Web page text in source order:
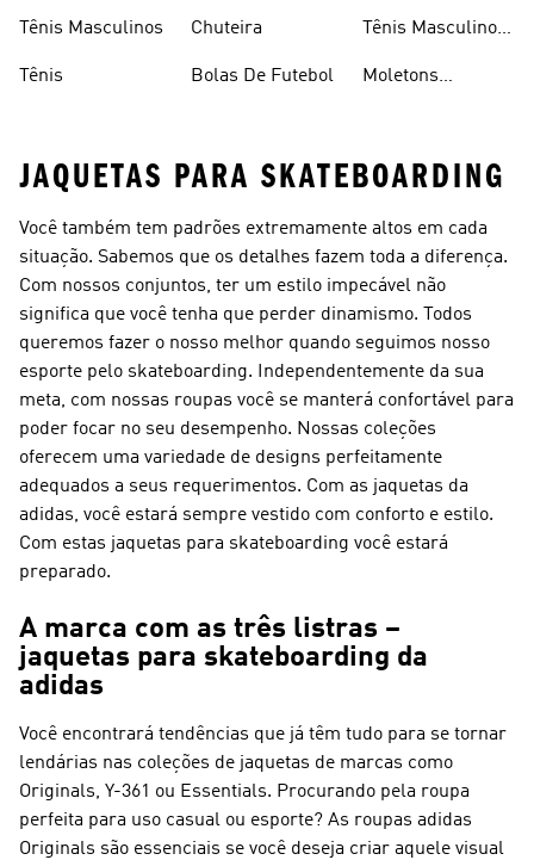
Tênis Masculinos
Tênis
Chuteira
Bolas De Futebol
Tênis Masculino
Moletons
JAQUETAS PARA SKATEBOARDING
Você também tem padrões extremamente altos em cada
situação. Sabemos que os detalhes fazem toda a diferença.
Com nossos conjuntos, ter um estilo impecável não
significa que você tenha que perder dinamismo. Todos
queremos fazer o nosso melhor quando seguimos nosso
esporte pelo skateboarding. Independentemente da sua
meta, com nossas roupas você se manterá confortável para
poder focar no seu desempenho. Nossas coleções
oferecem uma variedade de designs perfeitamente
adequados a seus requerimentos. Com as jaquetas da
adidas, você estará sempre vestido com conforto e estilo.
Com estas jaquetas para skateboarding você estará
preparado.
A marca com as três listras –
jaquetas para skateboarding da
adidas
Você encontrará tendências que já têm tudo para se tornar
lendárias nas coleções de jaquetas de marcas como
Originals, Y-361 ou Essentials. Procurando pela roupa
perfeita para uso casual ou esporte? As roupas adidas
Originals são essenciais se você deseja criar aquele visual